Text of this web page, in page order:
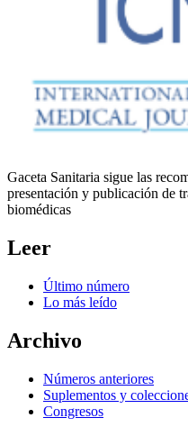
Gaceta Sanitaria sigue las
presentación y publicación de
biomédicas
Leer
Último número
Lo más leído
Archivo
Números anteriores
Suplementos y
Congresos